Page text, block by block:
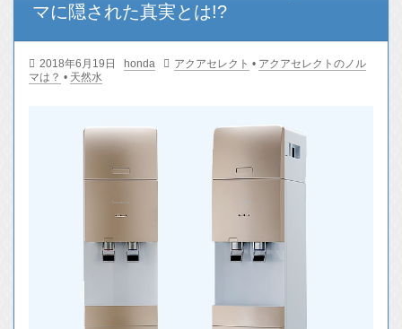
マに隠された真実とは!?
2018年6月19日 honda アクアセレクト • アクアセレクトのノル
マは？ • 天然水